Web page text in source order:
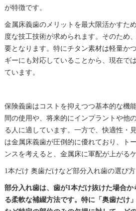
が特徴です。
金属床義歯のメリットを最大限活かすた
度な技工技術が求められます。そのため
要となります。特にチタン素材は軽量か
ギーにも対応していることから、現在で
ています。
保険義歯はコストを抑えつつ基本的な機
間の使用や、将来的にインプラントや他
る人に適しています。一方で、快適性・
は金属床義歯が圧倒的に優れており、ト
ンスを考えると、金属床に軍配が上がる
1本だけ 奥歯だけなど部分入れ歯の選び方
部分入れ歯は、歯が1本だけ抜けた場合
る柔軟な補綴方法です。特に「奥歯だけ